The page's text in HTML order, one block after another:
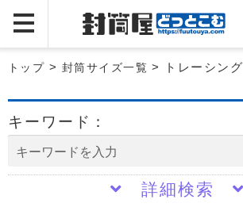
トップ > 封筒サイズ一覧 > トレーシング
キーワード：
詳細検索